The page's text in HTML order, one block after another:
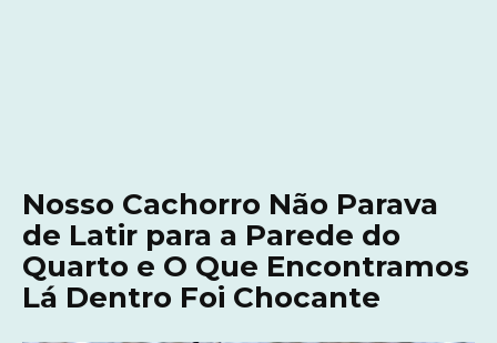
Nosso Cachorro Não Parava
de Latir para a Parede do
Quarto e O Que Encontramos
Lá Dentro Foi Chocante